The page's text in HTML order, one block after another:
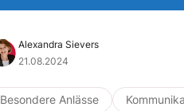
Alexandra Sievers
21.08.2024
Besondere Anlässe